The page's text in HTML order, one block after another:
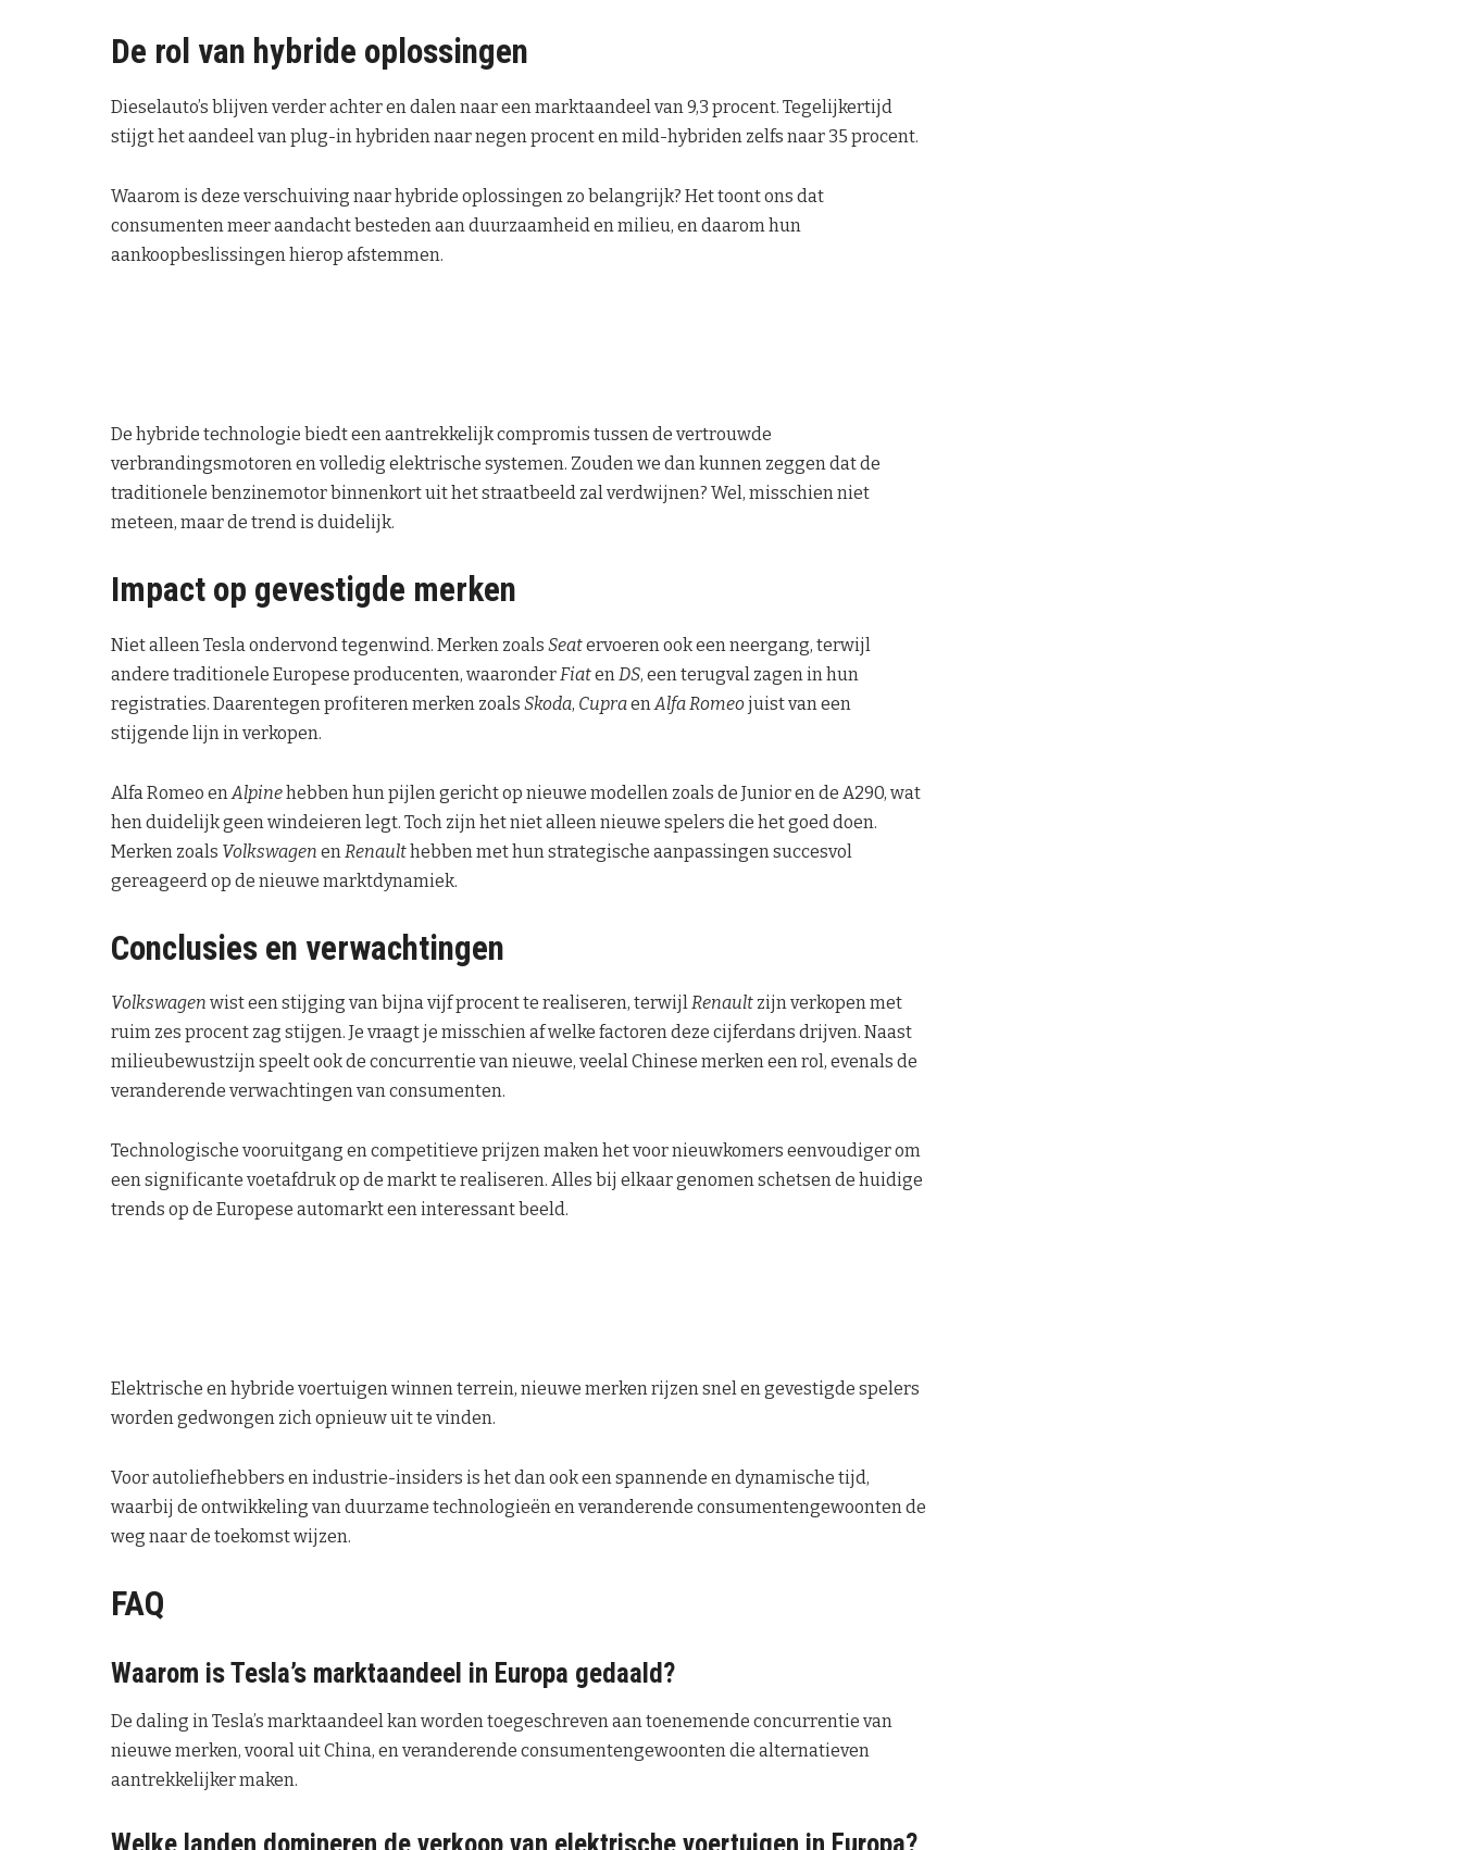
De rol van hybride oplossingen
Dieselauto’s blijven verder achter en dalen naar een marktaandeel van 9,3 procent. Tegelijkertijd
stijgt het aandeel van plug-in hybriden naar negen procent en mild-hybriden zelfs naar 35 procent.
Waarom is deze verschuiving naar hybride oplossingen zo belangrijk? Het toont ons dat
consumenten meer aandacht besteden aan duurzaamheid en milieu, en daarom hun
aankoopbeslissingen hierop afstemmen.
De hybride technologie biedt een aantrekkelijk compromis tussen de vertrouwde
verbrandingsmotoren en volledig elektrische systemen. Zouden we dan kunnen zeggen dat de
traditionele benzinemotor binnenkort uit het straatbeeld zal verdwijnen? Wel, misschien niet
meteen, maar de trend is duidelijk.
Impact op gevestigde merken
Niet alleen Tesla ondervond tegenwind. Merken zoals Seatervoeren ook een neergang, terwijl
andere traditionele Europese producenten, waaronder Fiaten DS, een terugval zagen in hun
registraties. Daarentegen profiteren merken zoals Skoda, Cupraen Alfa Romeojuist van een
stijgende lijn in verkopen.
Alfa Romeo en Alpinehebben hun pijlen gericht op nieuwe modellen zoals de Junior en de A290, wat
hen duidelijk geen windeieren legt. Toch zijn het niet alleen nieuwe spelers die het goed doen.
Merken zoals Volkswagen en Renaulthebben met hun strategische aanpassingen succesvol
gereageerd op de nieuwe marktdynamiek.
Conclusies en verwachtingen
Volkswagen wist een stijging van bijna vijf procent te realiseren, terwijlRenault zijn verkopen met
ruim zes procent zag stijgen. Je vraagt je misschien af welke factoren deze cijferdans drijven. Naast
milieubewustzijn speelt ook de concurrentie van nieuwe, veelal Chinese merken een rol, evenals de
veranderende verwachtingen van consumenten.
Technologische vooruitgang en competitieve prijzen maken het voor nieuwkomers eenvoudiger om
een significante voetafdruk op de markt te realiseren. Alles bij elkaar genomen schetsen de huidige
trends op de Europese automarkt een interessant beeld.
Elektrische en hybride voertuigen winnen terrein, nieuwe merken rijzen snel en gevestigde spelers
worden gedwongen zich opnieuw uit te vinden.
Voor autoliefhebbers en industrie-insiders is het dan ook een spannende en dynamische tijd,
waarbij de ontwikkeling van duurzame technologieën en veranderende consumentengewoonten de
weg naar de toekomst wijzen.
FAQ
Waarom is Tesla’s marktaandeel in Europa gedaald?
De daling in Tesla’s marktaandeel kan worden toegeschreven aan toenemende concurrentie van
nieuwe merken, vooral uit China, en veranderende consumentengewoonten die alternatieven
aantrekkelijker maken.